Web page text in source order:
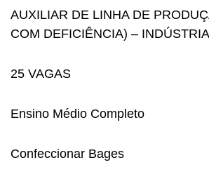
AUXILIAR DE LINHA DE
COM DEFICIÊNCIA) – INDÚSTRIA
25 VAGAS
Ensino Médio Completo
Confeccionar Bages